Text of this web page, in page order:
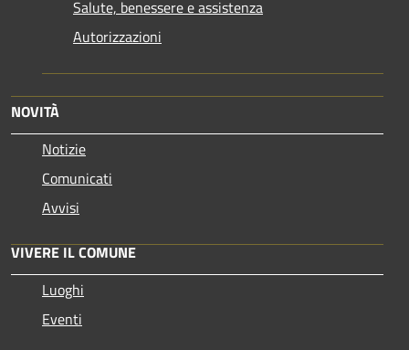
Salute, benessere e assistenza
Autorizzazioni
NOVITÀ
Notizie
Comunicati
Avvisi
VIVERE IL COMUNE
Luoghi
Eventi